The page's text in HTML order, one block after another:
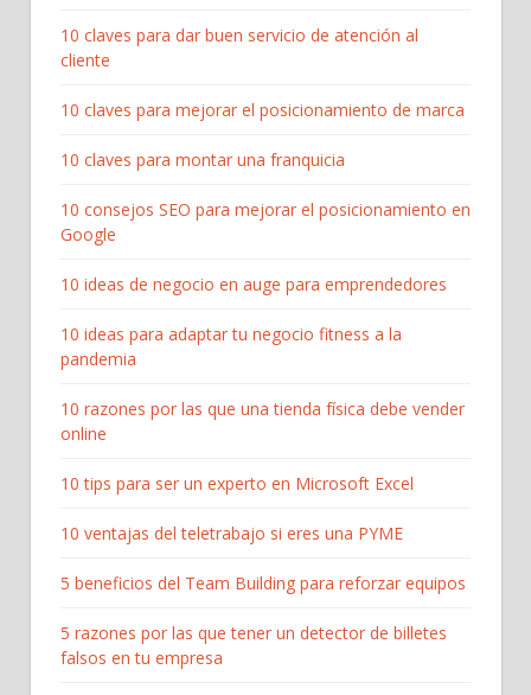
10 claves para dar buen servicio de atención al
cliente
10 claves para mejorar el posicionamiento de marca
10 claves para montar una franquicia
10 consejos SEO para mejorar el posicionamiento en
Google
10 ideas de negocio en auge para emprendedores
10 ideas para adaptar tu negocio fitness a la
pandemia
10 razones por las que una tienda física debe vender
online
10 tips para ser un experto en Microsoft Excel
10 ventajas del teletrabajo si eres una PYME
5 beneficios del Team Building para reforzar equipos
5 razones por las que tener un detector de billetes
falsos en tu empresa